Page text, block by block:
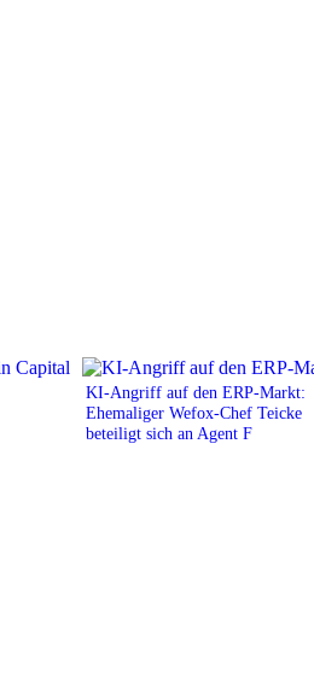
KI-Angriff auf den ERP-Markt:
Ehemaliger Wefox-Chef Teicke
beteiligt sich an Agent F